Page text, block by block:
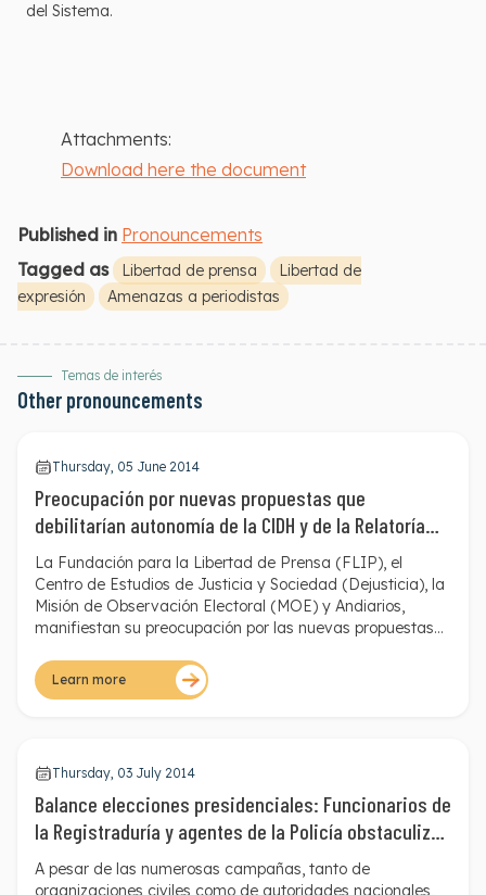
del Sistema.
Attachments:
Download here the document
Published in Pronouncements
Tagged as
Libertad de prensa
Libertad de
expresión
Amenazas a periodistas
Temas de interés
Other pronouncements
Thursday, 05 June 2014
Preocupación por nuevas propuestas que
debilitarían autonomía de la CIDH y de la Relatoría
Especial para la Libertad de Expresión
La Fundación para la Libertad de Prensa (FLIP), el
Centro de Estudios de Justicia y Sociedad (Dejusticia), la
Misión de Observación Electoral (MOE) y Andiarios,
manifiestan su preocupación por las nuevas propuestas
Expresión (RELE) y la Comisión Interamericana de
Derechos Humanos (CIDH). Estas inquietudes fueron
Learn more
Thursday, 03 July 2014
Balance elecciones presidenciales: Funcionarios de
la Registraduría y agentes de la Policía obstaculizan
labor de la prensa
A pesar de las numerosas campañas, tanto de
organizaciones civiles como de autoridades nacionales,